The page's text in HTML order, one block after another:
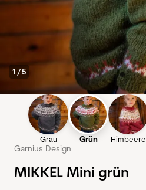
1 /5
Grau Grün Himbeere
Garnius Design
MIKKEL Mini grün